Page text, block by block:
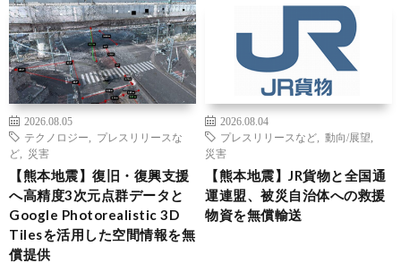
2026.08.05
テクノロジー
プレスリリースな
ど
災害
【熊本地震】復旧・復興支援
へ高精度3次元点群データと
Google Photorealistic 3D
Tilesを活用した空間情報を無
償提供
2026.08.04
プレスリリースなど
動向/展望
災害
【熊本地震】JR貨物と全国通
運連盟、被災自治体への救援
物資を無償輸送